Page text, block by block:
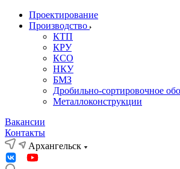
Проектирование
Производство
КТП
КРУ
КСО
НКУ
БМЗ
Дробильно-сортировочное
Металлоконструкции
Вакансии
Контакты
Архангельск